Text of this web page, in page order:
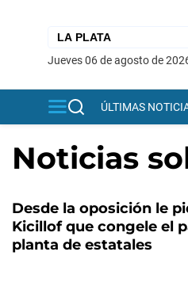
jueves 06 de agosto de
ÚLTIMAS
Noticias
Desde la oposición le
Kicillof que congele el
planta de estatales